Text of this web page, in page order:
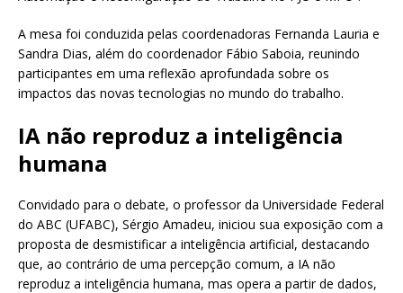
A mesa foi conduzida pelas coordenadoras Fernanda Lauria e
Sandra Dias, além do coordenador Fábio Saboia, reunindo
participantes em uma reflexão aprofundada sobre os
impactos das novas tecnologias no mundo do trabalho.
IA não reproduz a inteligência
humana
Convidado para o debate, o professor da Universidade Federal
do ABC (UFABC), Sérgio Amadeu, iniciou sua exposição com a
proposta de desmistificar a inteligência artificial, destacando
que, ao contrário de uma percepção comum, a IA não
reproduz a inteligência humana, mas opera a partir de dados,